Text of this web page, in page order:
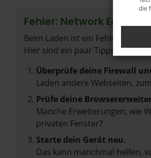
Fehler: Network Error
Beim Laden ist ein Fehler
Hier sind ein paar Tipps, die dir
Überprüfe deine Firewall
Laden andere Webseiten,
Prüfe deine
Manche Erweiterungen, wie
privaten Fenster?
Starte dein Gerät neu.
Das kann manchmal helfen,
die